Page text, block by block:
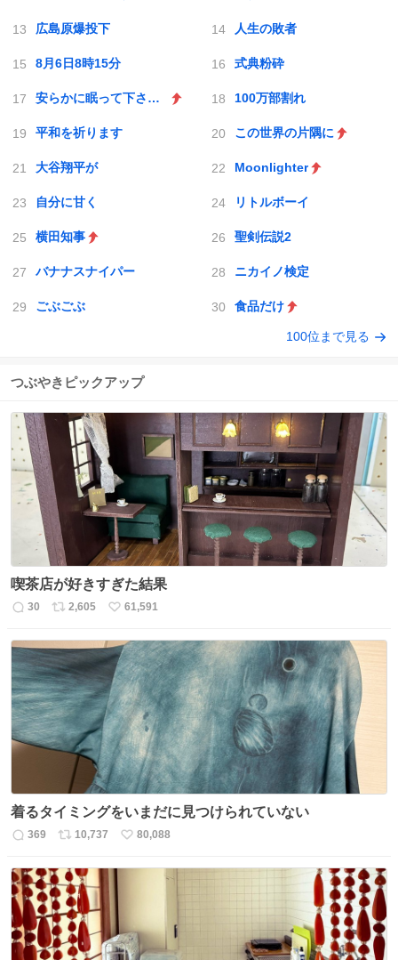
広島原爆投下 人生の敗者
8月6日8時15分 式典粉砕
安らかに眠って下さい 過ちは繰返しませぬから 100万部割れ
平和を祈ります この世界の片隅に
大谷翔平が Moonlighter
自分に甘く リトルボーイ
横田知事 聖剣伝説2
バナナスナイパー ニカイノ検定
ごぶごぶ 食品だけ
100位まで見る
つぶやきピックアップ
喫茶店が好きすぎた結果
返
数
30
リ
ス
ト
数
2,605
い
ね
数
61,591
着るタイミングをいまだに見つけられていない
返
数
369
リ
ス
ト
数
10,737
い
80,088